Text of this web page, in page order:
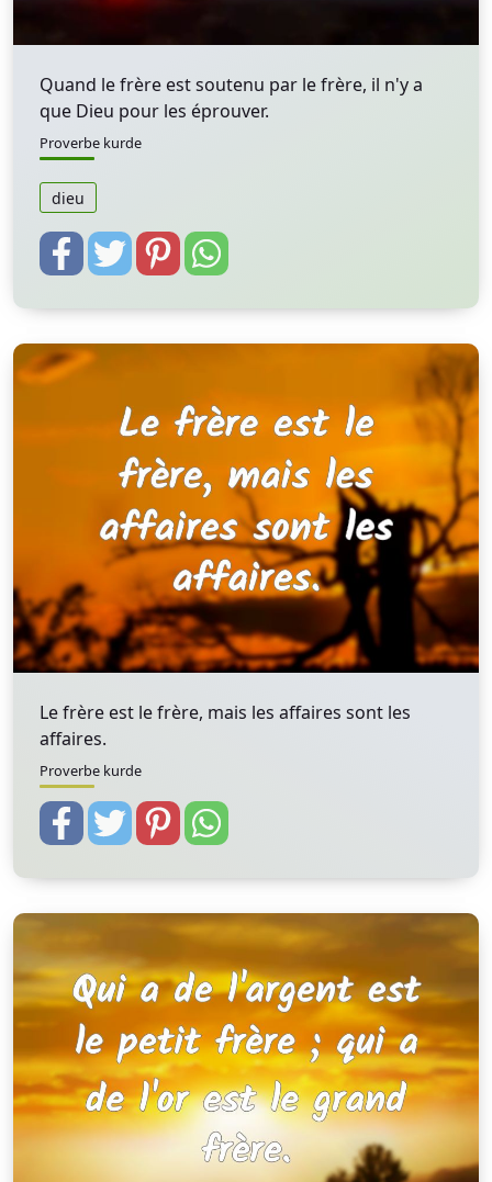
Quand le frère est soutenu par le frère, il n'y a
que Dieu pour les éprouver.
Proverbe kurde
dieu
Le frère est le frère, mais les affaires sont les
affaires.
Proverbe kurde